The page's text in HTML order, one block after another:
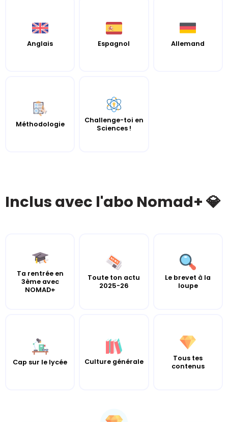
Anglais Espagnol Allemand
Méthodologie
Challenge-toi en
Sciences !
Inclus avec l'abo Nomad+ 💎
Ta rentrée en
3ème avec
NOMAD+
Toute ton actu
2025-26
Le brevet à la
loupe
Cap sur le lycée Culture générale
Tous tes
contenus